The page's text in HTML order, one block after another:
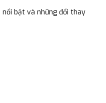
bật và những đổi thay